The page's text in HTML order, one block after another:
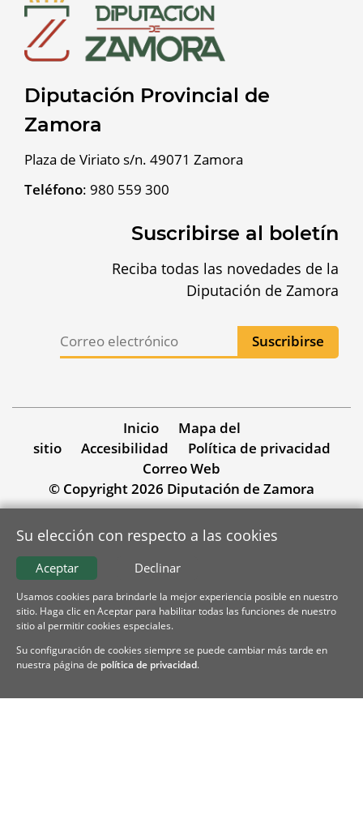
Diputación Provincial de
Zamora
Plaza de Viriato s/n. 49071 Zamora
Teléfono: 980 559 300
Suscribirse al boletín
Reciba todas las novedades de la
Diputación de Zamora
Inicio
Mapa del
sitio
Accesibilidad
Política de privacidad
Correo Web
© Copyright 2026 Diputación de Zamora
Su elección con respecto a las cookies
Declinar
Aceptar
Usamos cookies para brindarle la mejor experiencia posible en nuestro
sitio. Haga clic en Aceptar para habilitar todas las funciones de nuestro
sitio al permitir cookies especiales.
Su configuración de cookies siempre se puede cambiar más tarde en
nuestra página de política de privacidad.